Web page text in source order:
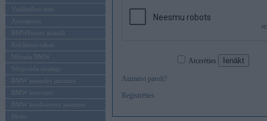
Vadāmības tests
Autosports
BMWPower aktuāli
Reklāmas raksti
Mēneša BMW
Sērijveida tūnings
BMW pasaules jaunumi
BMW koncepti
BMW konkurentu jaunumi
Moto
Atcerēties
Aizmirsi paroli?
Reģistrēties